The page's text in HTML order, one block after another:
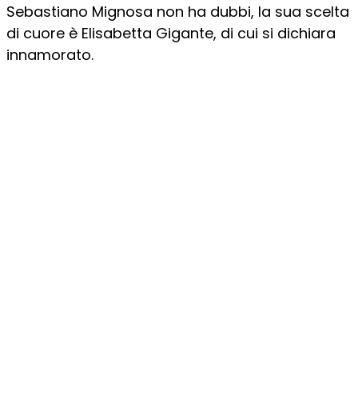
Sebastiano Mignosa non ha dubbi, la sua scelta
di cuore è Elisabetta Gigante, di cui si dichiara
innamorato.